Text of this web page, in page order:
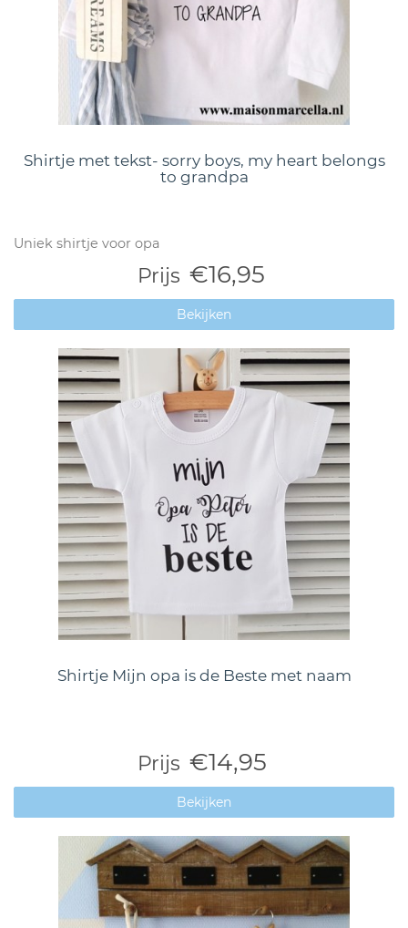
Shirtje met tekst- sorry boys, my heart belongs
to grandpa
Uniek shirtje voor opa
Prijs €16,95
Bekijken
Shirtje Mijn opa is de Beste met naam
Prijs €14,95
Bekijken